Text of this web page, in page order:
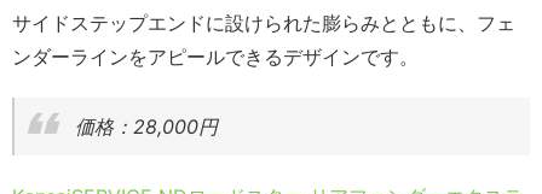
サイドステップエンドに設けられた膨らみとともに、フェ
ンダーラインをアピールできるデザインです。
価格：28,000円